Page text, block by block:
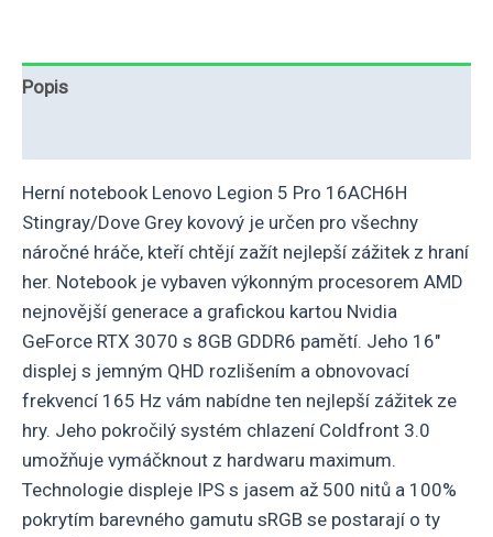
Popis
Herní notebook Lenovo Legion 5 Pro 16ACH6H
Stingray/Dove Grey kovový je určen pro všechny
náročné hráče, kteří chtějí zažít nejlepší zážitek z hraní
her. Notebook je vybaven výkonným procesorem AMD
nejnovější generace a grafickou kartou Nvidia
GeForce RTX 3070 s 8GB GDDR6 pamětí. Jeho 16″
displej s jemným QHD rozlišením a obnovovací
frekvencí 165 Hz vám nabídne ten nejlepší zážitek ze
hry. Jeho pokročilý systém chlazení Coldfront 3.0
umožňuje vymáčknout z hardwaru maximum.
Technologie displeje IPS s jasem až 500 nitů a 100%
pokrytím barevného gamutu sRGB se postarají o ty